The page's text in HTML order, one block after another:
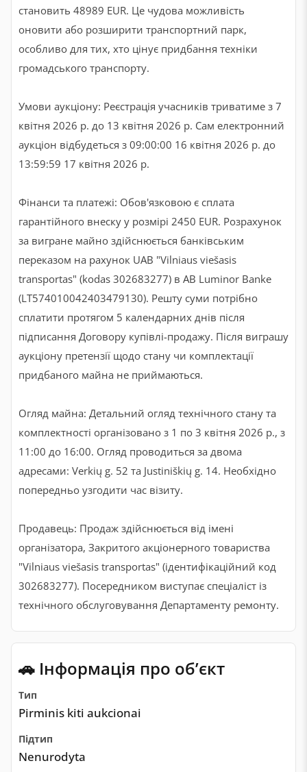
становить 48989 EUR. Це чудова можливість
оновити або розширити транспортний парк,
особливо для тих, хто цінує придбання техніки
громадського транспорту.
Умови аукціону: Реєстрація учасників триватиме з 7
квітня 2026 р. до 13 квітня 2026 р. Сам електронний
аукціон відбудеться з 09:00:00 16 квітня 2026 р. до
13:59:59 17 квітня 2026 р.
Фінанси та платежі: Обов'язковою є сплата
гарантійного внеску у розмірі 2450 EUR. Розрахунок
за вигране майно здійснюється банківським
переказом на рахунок UAB "Vilniaus viešasis
transportas" (kodas 302683277) в AB Luminor Banke
(LT574010042403479130). Решту суми потрібно
сплатити протягом 5 календарних днів після
підписання Договору купівлі-продажу. Після виграшу
аукціону претензії щодо стану чи комплектації
придбаного майна не приймаються.
Огляд майна: Детальний огляд технічного стану та
комплектності організовано з 1 по 3 квітня 2026 р., з
11:00 до 16:00. Огляд проводиться за двома
адресами: Verkių g. 52 та Justiniškių g. 14. Необхідно
попередньо узгодити час візиту.
Продавець: Продаж здійснюється від імені
організатора, Закритого акціонерного товариства
"Vilniaus viešasis transportas" (ідентифікаційний код
302683277). Посередником виступає спеціаліст із
технічного обслуговування Департаменту ремонту.
🚗 Інформація про обʼєкт
Тип
Pirminis kiti aukcionai
Підтип
Nenurodyta